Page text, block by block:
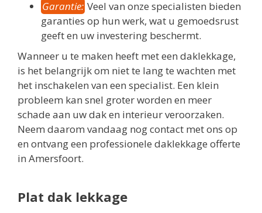
Garantie: Veel van onze specialisten bieden
garanties op hun werk, wat u gemoedsrust
geeft en uw investering beschermt.
Wanneer u te maken heeft met een daklekkage,
is het belangrijk om niet te lang te wachten met
het inschakelen van een specialist. Een klein
probleem kan snel groter worden en meer
schade aan uw dak en interieur veroorzaken.
Neem daarom vandaag nog contact met ons op
en ontvang een professionele daklekkage offerte
in Amersfoort.
Plat dak lekkage